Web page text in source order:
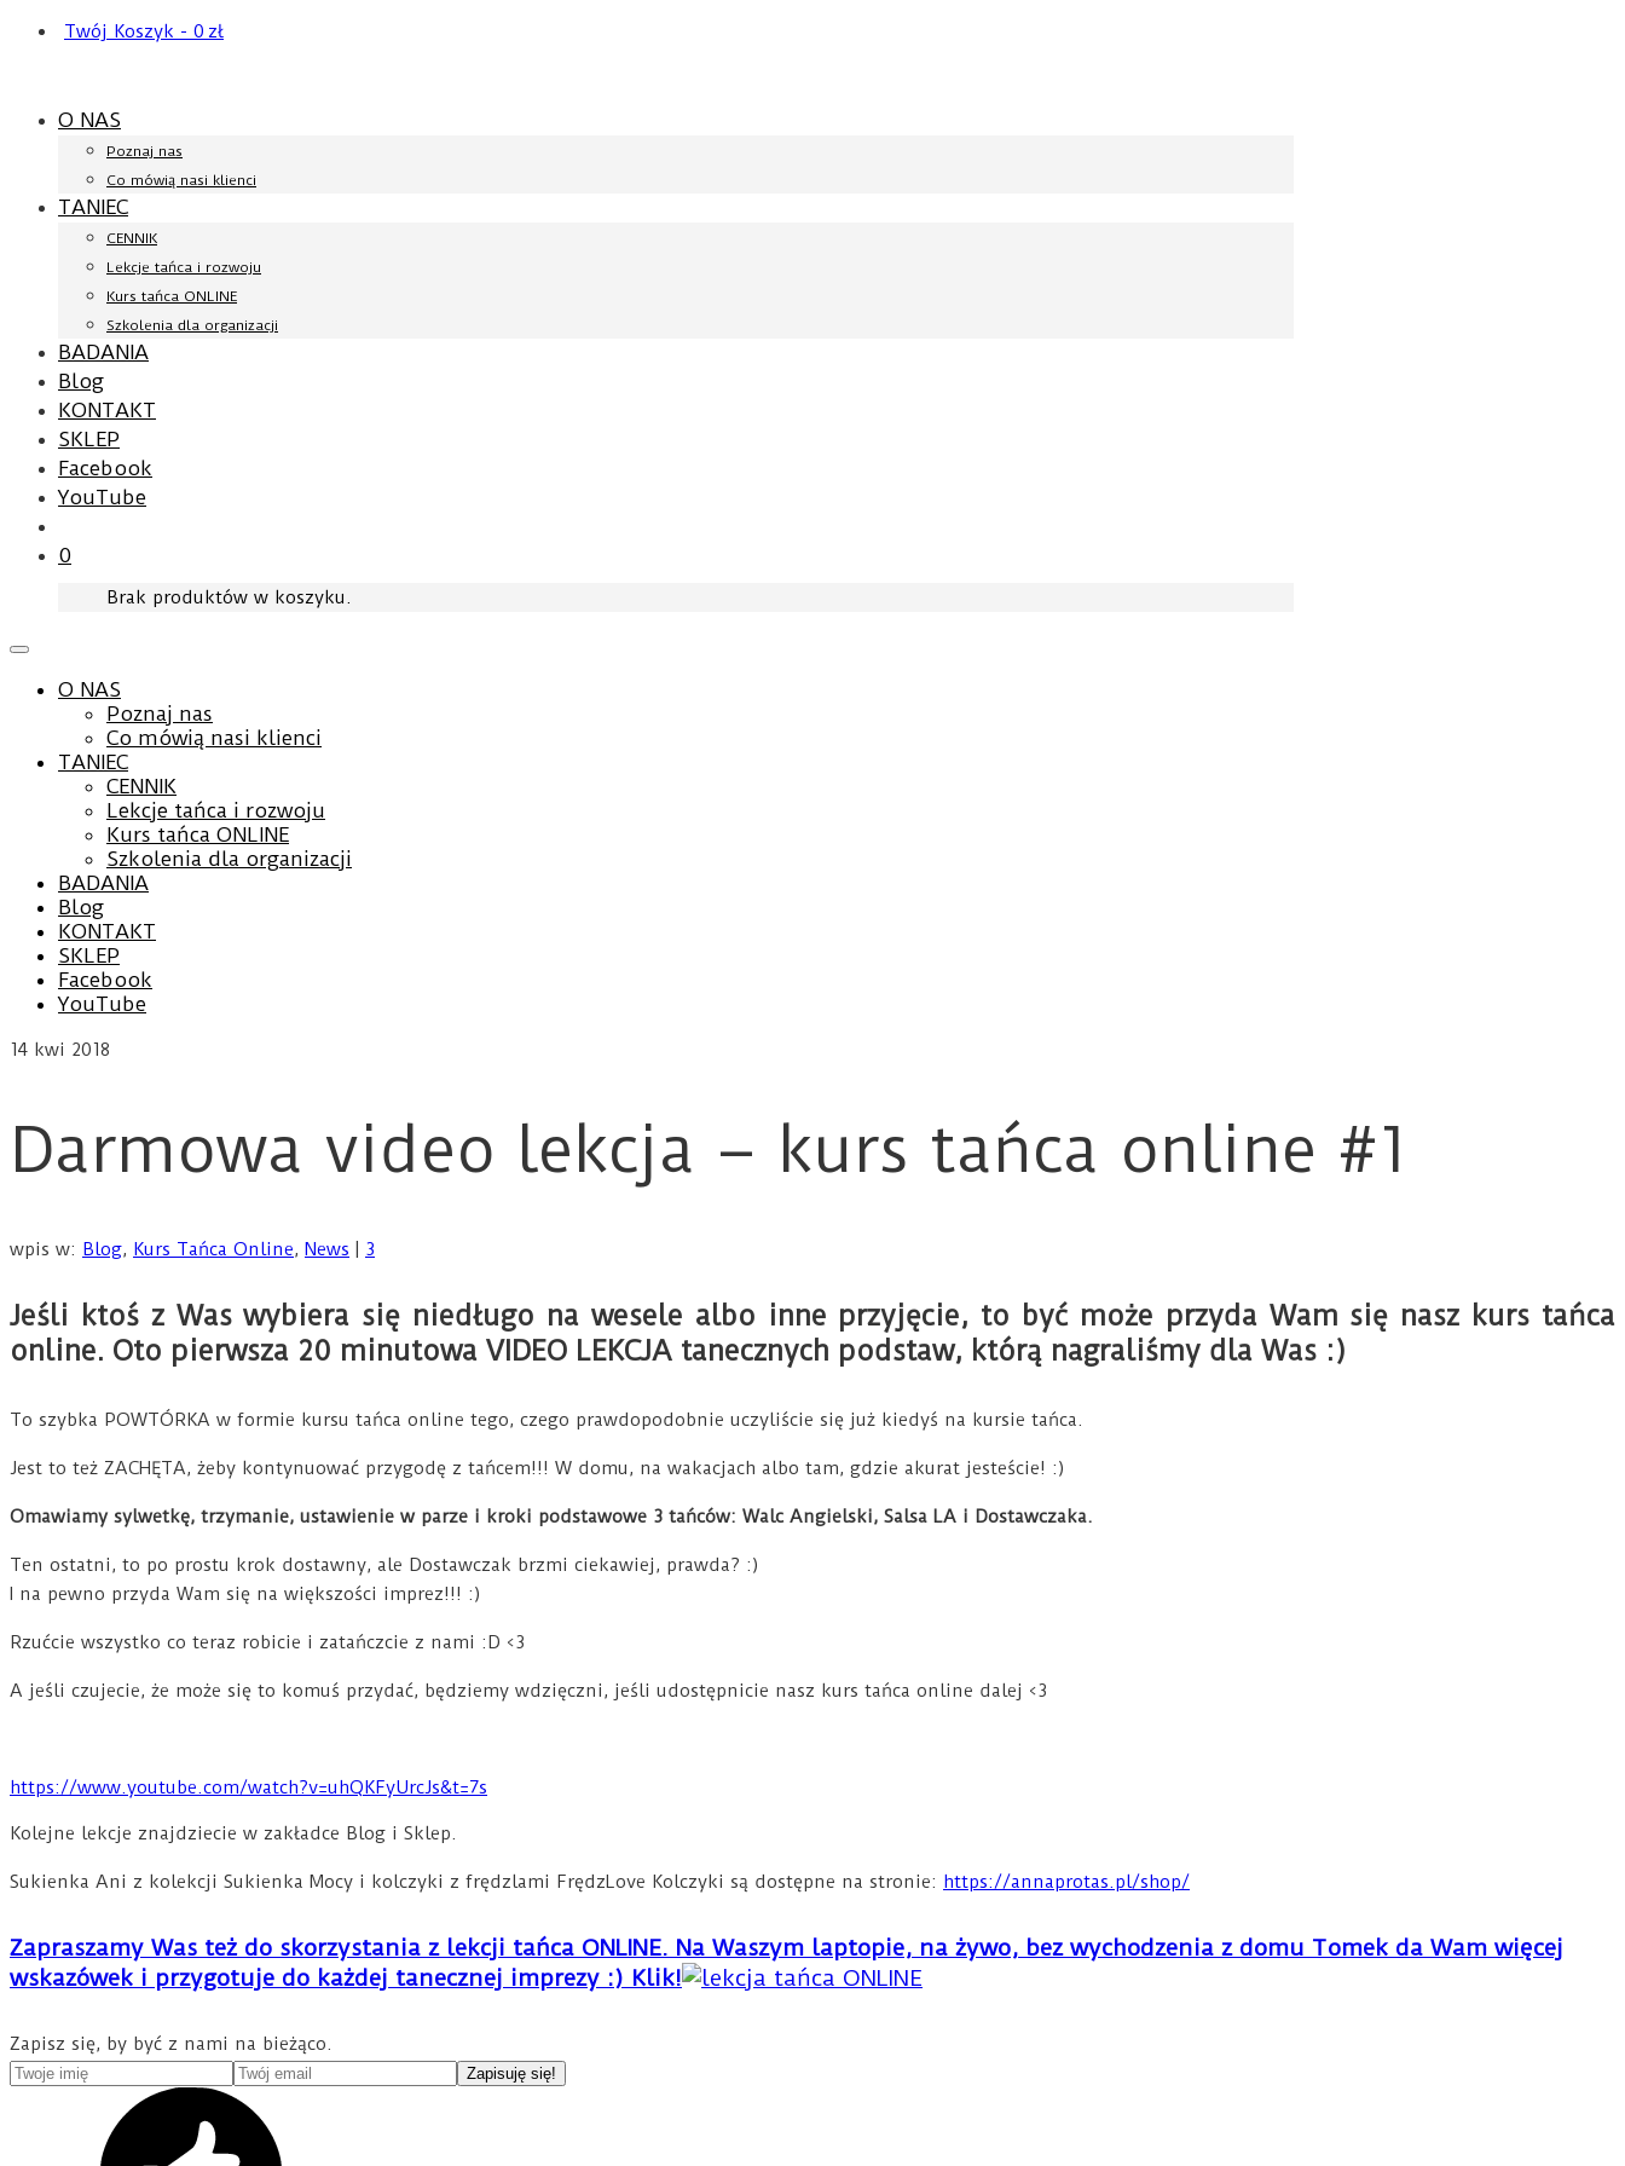
Twój Koszyk - 0 zł
O NAS
Poznaj nas
Co mówią nasi klienci
TANIEC
CENNIK
Lekcje tańca i rozwoju
Kurs tańca ONLINE
Szkolenia dla organizacji
BADANIA
Blog
KONTAKT
SKLEP
Facebook
YouTube
0
Brak produktów w koszyku.
O NAS
Poznaj nas
Co mówią nasi klienci
TANIEC
CENNIK
Lekcje tańca i rozwoju
Kurs tańca ONLINE
Szkolenia dla organizacji
BADANIA
Blog
KONTAKT
SKLEP
Facebook
YouTube
14 kwi 2018
Darmowa video lekcja – kurs tańca online #1
wpis w: Blog, Kurs Tańca Online, News 3
Jeśli ktoś z Was wybiera się niedługo na wesele albo inne przyjęcie, to być może przyda Wam się nasz kurs tańca
online. Oto pierwsza 20 minutowa VIDEO LEKCJA tanecznych podstaw, którą nagraliśmy dla Was :)
To szybka POWTÓRKA w formie kursu tańca online tego, czego prawdopodobnie uczyliście się już kiedyś na kursie tańca.
Jest to też ZACHĘTA, żeby kontynuować przygodę z tańcem!!! W domu, na wakacjach albo tam, gdzie akurat jesteście! :)
Omawiamy sylwetkę, trzymanie, ustawienie w parze i kroki podstawowe 3 tańców: Walc Angielski, Salsa LA i Dostawczaka.
Ten ostatni, to po prostu krok dostawny, ale Dostawczak brzmi ciekawiej, prawda? :)
I na pewno przyda Wam się na większości imprez!!! :)
Rzućcie wszystko co teraz robicie i zatańczcie z nami :D <3
A jeśli czujecie, że może się to komuś przydać, będziemy wdzięczni, jeśli udostępnicie nasz kurs tańca online dalej <3
https://www.youtube.com/watch?v=uhQKFyUrcJs&t=7s
Kolejne lekcje znajdziecie w zakładce Blog i Sklep.
Sukienka Ani z kolekcji Sukienka Mocy i kolczyki z frędzlami FrędzLove Kolczyki są dostępne na stronie: https://annaprotas.pl/shop/
Zapraszamy Was też do skorzystania z lekcji tańca ONLINE. Na Waszym laptopie, na żywo, bez wychodzenia z domu Tomek da Wam więcej
wskazówek i przygotuje do każdej tanecznej imprezy :) Klik!
Zapisz się, by być z nami na bieżąco.